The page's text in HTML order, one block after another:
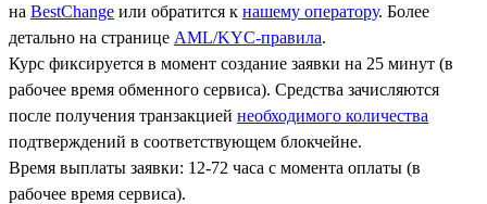
на BestChange или обратится к нашему оператору. Более
детально на странице AML/KYC-правила.
Курс фиксируется в момент создание заявки на 25 минут (в
рабочее время обменного сервиса). Средства зачисляются
после получения транзакцией необходимого количества
подтверждений в соответствующем блокчейне.
Время выплаты заявки: 12-72 часа с момента оплаты (в
рабочее время сервиса).